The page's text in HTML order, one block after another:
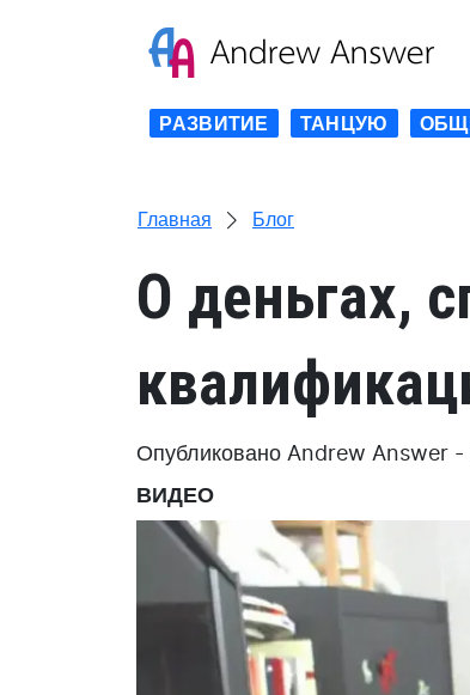
РАЗВИТИЕ ТАНЦУЮ
Главная Блог
О деньгах,
Опубликовано Andrew Answer -
ВИДЕО